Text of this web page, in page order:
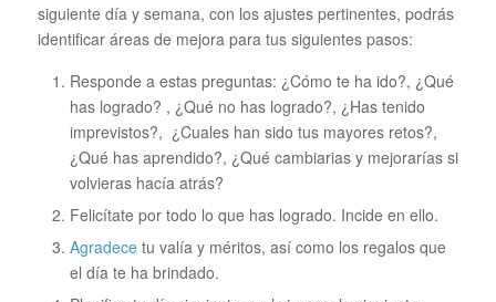
siguiente día y semana, con los ajustes pertinentes, podrás
identificar áreas de mejora para tus siguientes pasos:
Responde a estas preguntas: ¿Cómo te ha ido?, ¿Qué
has logrado? , ¿Qué no has logrado?, ¿Has tenido
imprevistos?, ¿Cuales han sido tus mayores retos?,
¿Qué has aprendido?, ¿Qué cambiarias y mejorarías si
volvieras hacía atrás?
Felicítate por todo lo que has logrado. Incide en ello.
Agradecetu valía y méritos, así como los regalos que
el día te ha brindado.